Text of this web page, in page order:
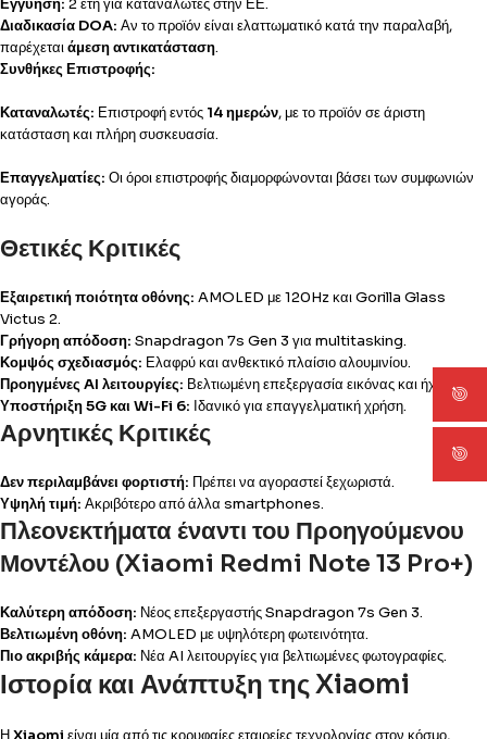
Εγγύηση: 2 έτη για καταναλωτές στην ΕΕ.
Διαδικασία DOA: Αν το προϊόν είναι ελαττωματικό κατά την παραλαβή,
παρέχεταιάμεση αντικατάσταση.
Συνθήκες Επιστροφής:
Καταναλωτές: Επιστροφή εντός 14 ημερών, με το προϊόν σε άριστη
κατάσταση και πλήρη συσκευασία.
Επαγγελματίες: Οι όροι επιστροφής διαμορφώνονται βάσει των συμφωνιών
αγοράς.
Θετικές Κριτικές
Εξαιρετική ποιότητα οθόνης: AMOLED με 120Hz και Gorilla Glass
Victus 2.
Γρήγορη απόδοση: Snapdragon 7s Gen 3 για multitasking.
Κομψός σχεδιασμός: Ελαφρύ και ανθεκτικό πλαίσιο αλουμινίου.
Προηγμένες AI λειτουργίες: Βελτιωμένη επεξεργασία εικόνας και ήχου.
Υποστήριξη 5G και Wi-Fi 6: Ιδανικό για επαγγελματική χρήση.
Αρνητικές Κριτικές
Δεν περιλαμβάνει φορτιστή: Πρέπει να αγοραστεί ξεχωριστά.
Υψηλή τιμή: Ακριβότερο από άλλα smartphones.
Πλεονεκτήματα έναντι του Προηγούμενου
Μοντέλου (Xiaomi Redmi Note 13 Pro+)
Καλύτερη απόδοση: Νέος επεξεργαστής Snapdragon 7s Gen 3.
Βελτιωμένη οθόνη: AMOLED με υψηλότερη φωτεινότητα.
Πιο ακριβής κάμερα: Νέα AI λειτουργίες για βελτιωμένες φωτογραφίες.
Ιστορία και Ανάπτυξη της Xiaomi
ΗXiaomi είναι μία από τις κορυφαίες εταιρείες τεχνολογίας στον κόσμο,